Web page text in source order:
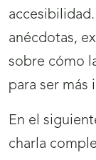
anécdotas,
sobre cómo
para ser más
En el
charla